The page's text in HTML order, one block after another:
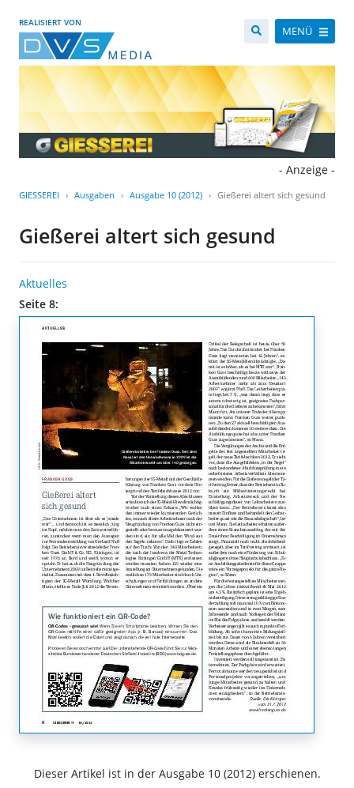
REALISIERT VON
MENÜ
- Anzeige -
GIESSEREI Ausgaben Ausgabe 10 (2012) Gießerei altert sich gesund
Gießerei altert sich gesund
Aktuelles
Seite 8:
Dieser Artikel ist in der Ausgabe 10 (2012) erschienen.